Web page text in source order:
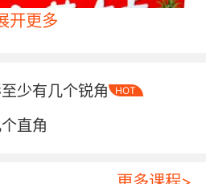
开更多
少有几个锐角 HOT
直角